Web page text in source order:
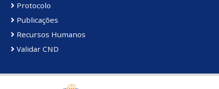
Protocolo
Publicações
Recursos Humanos
Validar CND